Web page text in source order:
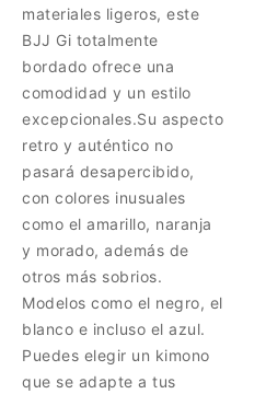
materiales ligeros, este
BJJ Gi totalmente
bordado ofrece una
comodidad y un estilo
excepcionales.Su aspecto
retro y auténtico no
pasará desapercibido,
con colores inusuales
como el amarillo, naranja
y morado, además de
otros más sobrios.
Modelos como el negro, el
blanco e incluso el azul.
Puedes elegir un kimono
que se adapte a tus